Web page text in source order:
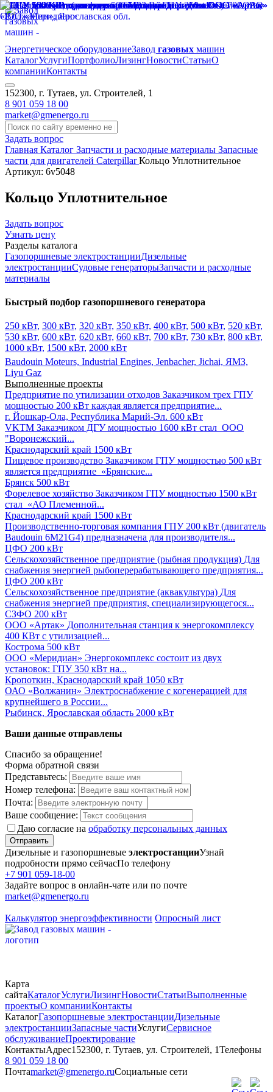
Энергетическое оборудованиеЗавод газовых машин
КаталогУслугиПортфолиоЛизингНовостиСтатьиО
компанииКонтакты
152300, г. Тутаев, ул. Строителей, 1
8 901 059 18 00
market@gmenergo.ru
Задать вопрос
Главная Каталог Запчасти и расходные материалы Запасные
части для двигателей CaterpillarКольцо Уплотнительное
Артикул: 6v5048
Кольцо Уплотнительное
Задать вопрос
Узнать цену
Разделы каталога
Газопоршневые электростанцииДизельные
электростанцииСудовые генераторыЗапчасти и расходные
материалы
Быстрый подбор газопоршневого генератора
250 кВт, 300 кВт, 320 кВт, 350 кВт, 400 кВт, 500 кВт, 520 кВт,
530 кВт, 600 кВт, 620 кВт, 660 кВт, 700 кВт, 730 кВт, 800 кВт,
1000 кВт, 1500 кВт, 2000 кВт
Baudouin Moteurs, Industrial Engines, Jenbacher, Jichai, ЯМЗ,
Liyu Gaz
Выполненные проекты
Предприятие по утилизации отходов Заказчиком трех ГПУ
мощностью 200 кВт каждая является предприятие...
г. Йошкар-Ола, Республика Марий-Эл. 600 кВт
VKTM Заказчиком ДГУ мощностью 1600 кВт стал ООО
"Воронежский...
Краснодарский край 1500 кВт
Пищевое производство Заказчиком ГПУ мощностью 500 кВт
является предприятие «Брянские...
Брянск 500 кВт
Форелевое хозяйство Заказчиком ГПУ мощностью 1500 кВт
стал «АО Племенной...
Краснодарский край 1500 кВт
Производственно-торговая компания ГПУ 200 кВт (двигатель
Baudouin 6M21G4) предназначена для производителя...
ЦФО 200 кВт
Сельскохозяйственное предприятие (рыбная продукция) Для
снабжения энергией рыбоперерабатывающего предприятия...
ЦФО 200 кВт
Сельскохозяйственное предприятие (аквакультура) Для
снабжения энергией предприятия, специализирующегося...
СЗФО 200 кВт
ООО «Артак» Дополнительная станция к энергокомплексу
400 КВт с утилизацией...
Кострома 500 кВт
ООО «Меридиан» Энергокомплекс состоит из двух
установок: ГПУ 350 кВт на...
Кропоткин, Краснодарский край 1050 кВт
ОАО «Волжанин» Электроснабжение с когенерацией для
крупнейшего в России...
Рыбинск, Ярославская область 2000 кВт
Ваши данные отправлены
Спасибо за обращение!
Форма обратной связи
Представьтесь:
Номер телефона:
Почта:
Ваше сообщение:
Даю согласие на обработку персональных данных
Отправить
Дизельные и газопоршневые электростанцииУзнай
подробности прямо сейчасПо телефону
+7 901 059-18-00
Задайте вопрос в онлайн-чате или по почте
market@gmenergo.ru
Калькулятор энергоэффективности Опросный лист
Карта
сайтаКаталогУслугиЛизингНовостиСтатьиВыполненные
проектыО компанииКонтакты
КаталогГазопоршневые электростанцииДизельные
электростанцииЗапасные частиУслугиСервисное
обслуживаниеПроектирование
КонтактыАдрес152300, г. Тутаев, ул. Строителей, 1Телефоны
8 901 059 18 00
Почтаmarket@gmenergo.ruСоциальные сети